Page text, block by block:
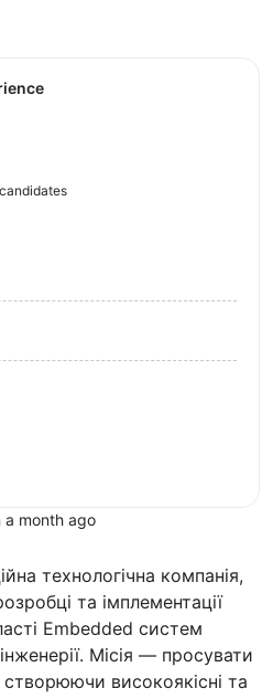
технологічна компанія,
та імплементації
Embedded систем
інженерії. Місія — просувати
високоякісні та
a month ago